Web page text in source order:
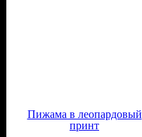
Пижама в леопардовый
принт